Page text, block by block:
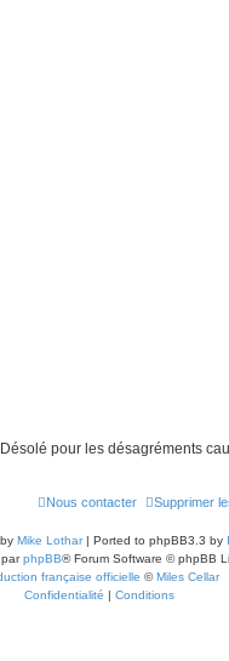
pour les désagréments
Supprimer
Nous contacter
Mike Lothar| Ported to phpBB3.3 by
parphpBB® Forum Software © phpBB
française officielle ©Miles Cellar
Confidentialité | Conditions